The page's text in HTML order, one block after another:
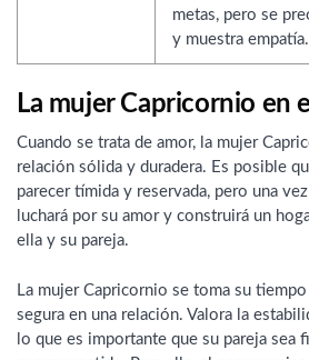
metas, pero se
y muestra empatía.
La mujer Capricornio en
Cuando se trata de amor, la mujer
relación sólida y duradera. Es posible
parecer tímida y reservada, pero una
luchará por su amor y construirá un
ella y su pareja.
La mujer Capricornio se toma su
segura en una relación. Valora la
lo que es importante que su pareja sea